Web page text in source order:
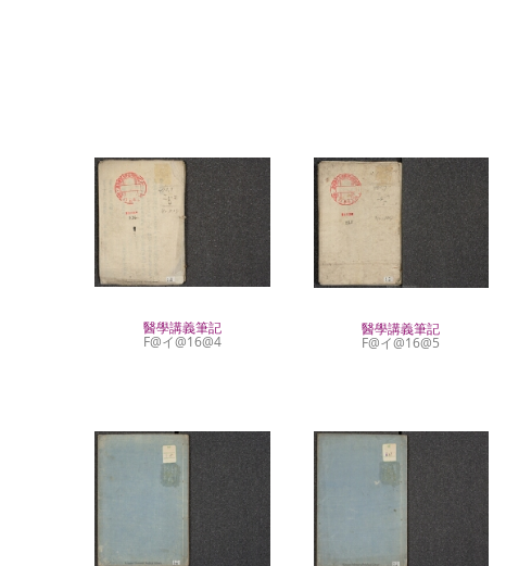
醫學講義筆記
F@イ@16@4
醫學講義筆記
F@イ@16@5